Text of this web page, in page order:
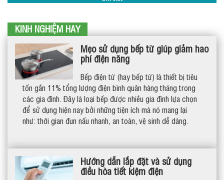
KINH NGHIỆM HAY
Mẹo sử dụng bếp từ giúp giảm hao
phí điện năng
Bếp điện từ (hay bếp từ) là thiết bị tiêu
tốn gần 11% tổng lượng điện bình quân hàng tháng trong
các gia đình. Đây là loại bếp được nhiều gia đình lựa chọn
để sử dụng hiện nay bởi những tiện ích mà nó mang lại
như: thời gian đun nấu nhanh, an toàn, vệ sinh dễ dàng.
Hướng dẫn lắp đặt và sử dụng
điều hòa tiết kiệm điện